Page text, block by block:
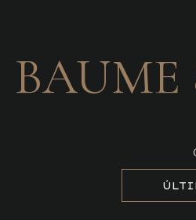
BAUME